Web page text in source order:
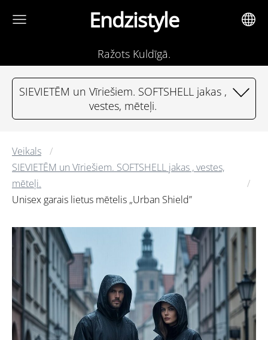
Endzistyle
Ražots Kuldīgā.
SIEVIETĒM un Vīriešiem. SOFTSHELL jakas ,
vestes, mēteļi.
Veikals
SIEVIETĒM un Vīriešiem. SOFTSHELL jakas , vestes,
mēteļi.
Unisex garais lietus mētelis „Urban Shield”